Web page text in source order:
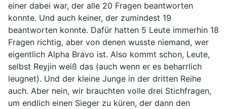
einer dabei war, der alle 20 Fragen beantworten
konnte. Und auch keiner, der zumindest 19
beantworten konnte. Dafür hatten 5 Leute immerhin 18
Fragen richtig, aber von denen wusste niemand, wer
eigentlich Alpha Bravo ist. Also kommt schon, Leute,
selbst Reyjin weiß das (auch wenn er es beharrlich
leugnet). Und der kleine Junge in der dritten Reihe
auch. Aber nein, wir brauchten volle drei Stichfragen,
um endlich einen Sieger zu küren, der dann den